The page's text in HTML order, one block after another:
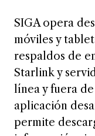
móviles y
respaldos de
Starlink y
línea y fuera
aplicación
permite
información sin